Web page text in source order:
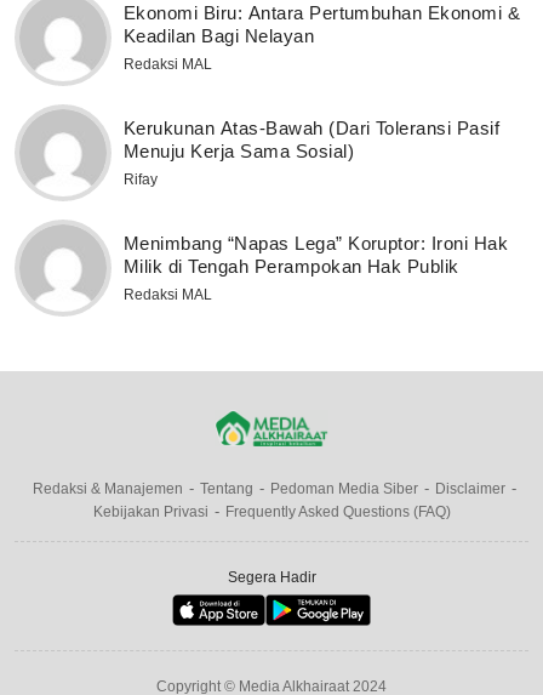
Ekonomi Biru: Antara Pertumbuhan Ekonomi &
Keadilan Bagi Nelayan
Redaksi MAL
Kerukunan Atas-Bawah (Dari Toleransi Pasif
Menuju Kerja Sama Sosial)
Rifay
Menimbang “Napas Lega” Koruptor: Ironi Hak
Milik di Tengah Perampokan Hak Publik
Redaksi MAL
Redaksi & Manajemen Tentang Pedoman Media Siber
Disclaimer
Kebijakan Privasi
Frequently Asked Questions (FAQ)
Segera Hadir
Copyright © Media Alkhairaat 2024